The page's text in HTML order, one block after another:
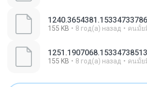
155 KB 8 год(а) назад คนมั้ย
155 KB 8 год(а) назад คนมั้ย